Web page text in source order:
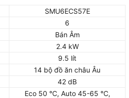
SMU6ECS57E
6
Bán Âm
2.4 kW
9.5 lít
14 bộ đồ ăn châu Âu
42 dB
Eco 50 °C, Auto 45-65 °C,